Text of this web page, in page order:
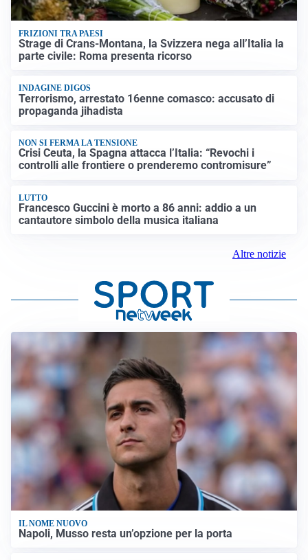
FRIZIONI TRA PAESI
Strage di Crans-Montana, la Svizzera nega all’Italia la
parte civile: Roma presenta ricorso
INDAGINE DIGOS
Terrorismo, arrestato 16enne comasco: accusato di
propaganda jihadista
NON SI FERMA LA TENSIONE
Crisi Ceuta, la Spagna attacca l’Italia: “Revochi i
controlli alle frontiere o prenderemo contromisure”
LUTTO
Francesco Guccini è morto a 86 anni: addio a un
cantautore simbolo della musica italiana
Altre notizie
IL NOME NUOVO
Napoli, Musso resta un’opzione per la porta